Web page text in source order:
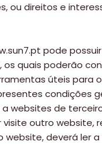
ou direitos e
pode
os quais poderão
úteis para
condições
websites de
visite outro website,
website, deverá ler